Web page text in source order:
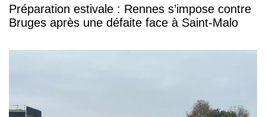
Préparation estivale : Rennes s’impose contre
Bruges après une défaite face à Saint-Malo